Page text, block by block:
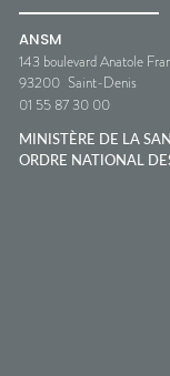
ANSM
143 boulevard Anatole
93200 Saint-Denis
01 55 87 30 00
MINISTÈRE DE LA
ORDRE NATIONAL